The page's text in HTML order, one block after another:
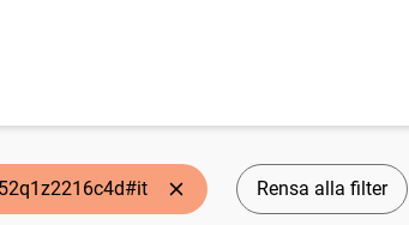
Rensa alla filter